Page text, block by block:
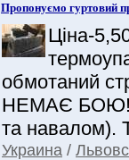
Пропонуємо гуртовий
Ціна-
обмотаний
НЕМАЄ БОЮ!
та навалом).
Украина /